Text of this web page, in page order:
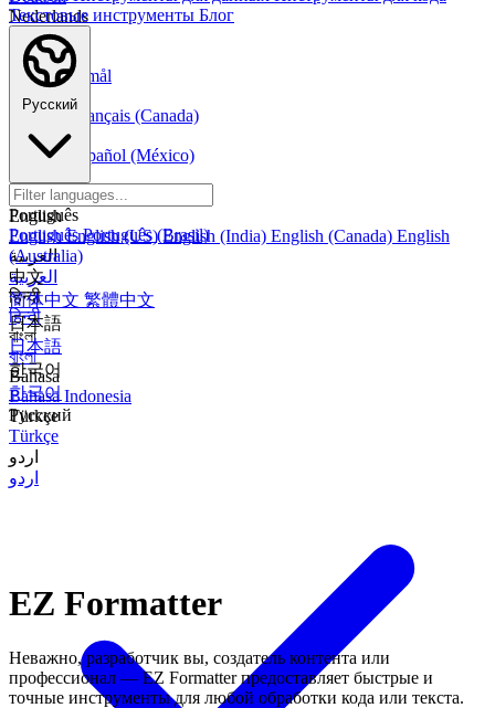
Nederlands
Nederlands
Norsk
Norsk Bokmål
Français
FrançaisFrançais (Canada)
Español
Español
Español (México)
Italiano
Português
PortuguêsPortuguês (Brasil)
العربية
العربية
हिन्दी
हिन्दी
বাংলা
বাংলা
Bahasa
Bahasa Indonesia
Türkçe
Türkçe
اردو
اردو
Текстовые инструменты Блог
Русский
English
EnglishEnglish (US)English (India) English (Canada) English
(Australia)
中文
简体中文 繁體中文
日本語
日本語
한국어
한국어
Русский
EZ Formatter
Неважно, разработчик вы, создатель контента или
профессионал — EZ Formatter предоставляет быстрые и
точные инструменты для любой обработки кода или текста.